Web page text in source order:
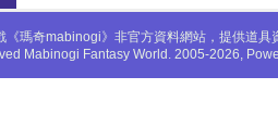
《瑪奇mabinogi》非官方資料網站，提供道
Mabinogi Fantasy World. 2005-2026,